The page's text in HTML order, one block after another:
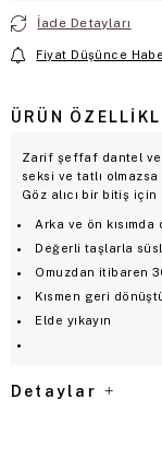
İade Detayları
Fiyat Düşünce
ÜRÜN
Zarif şeffaf dantel ve
seksi ve tatlı
Göz alıcı bir bitiş için
Arka ve ön
Değerli taşlarla
Omuzdan itibaren
Kısmen geri
Elde yıkayın
Detaylar